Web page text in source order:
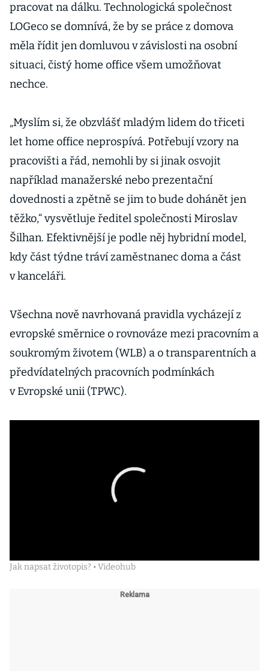
pracovat na dálku. Technologická společnost
LOGeco se domnívá, že by se práce z domova
měla řídit jen domluvou v závislosti na osobní
situaci, čistý home office všem umožňovat
nechce.
„Myslím si, že obzvlášť mladým lidem do třiceti
let home office neprospívá. Potřebují vzory na
pracovišti a řád, nemohli by si jinak osvojit
například manažerské nebo prezentační
dovednosti a zpětně se jim to bude dohánět jen
těžko,“ vysvětluje ředitel společnosti Miroslav
Šilhan. Efektivnější je podle něj hybridní model,
kdy část týdne tráví zaměstnanec doma a část
v kanceláři.
Všechna nově navrhovaná pravidla vycházejí z
evropské směrnice o rovnováze mezi pracovním a
soukromým životem (WLB) a o transparentních a
předvídatelných pracovních podmínkách
v Evropské unii (TPWC).
Jak napsat životopis? • Videohub